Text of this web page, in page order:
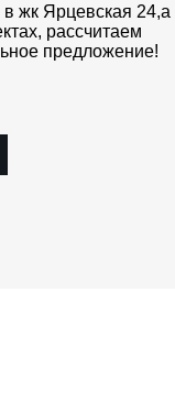
жк Ярцевская 24,а
рассчитаем
предложение!